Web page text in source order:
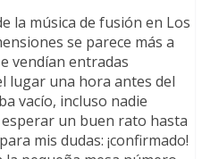
la música de fusión en Los
se parece más a
vendían entradas
lugar una hora antes del
vacío, incluso nadie
un buen rato hasta
mis dudas: ¡confirmado!